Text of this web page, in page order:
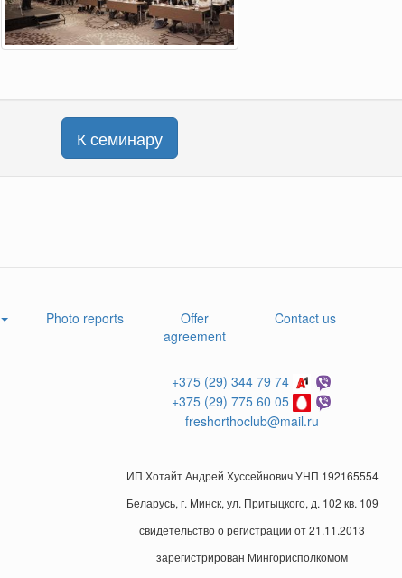
К семинару
Photo reports
Offer
agreement
Contact us
+375 (29) 344 79 74
+375 (29) 775 60 05
freshorthoclub@mail.ru
ИП Хотайт Андрей Хуссейнович УНП 192165554
Беларусь, г. Минск, ул. Притыцкого, д. 102 кв. 109
свидетельство о регистрации от 21.11.2013
зарегистрирован Мингорисполкомом